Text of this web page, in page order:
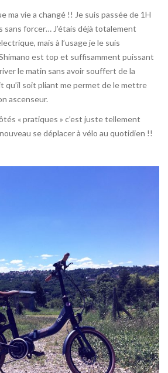
ma vie a changé !! Je suis passée de 1H
forcer… J’étais déjà totalement
mais à l’usage je le suis
est top et suffisamment puissant
le matin sans avoir souffert de la
qu’il soit pliant me permet de le mettre
ascenseur.
« pratiques » c’est juste tellement
se déplacer à vélo au quotidien !!